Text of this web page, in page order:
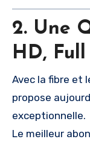
2. Une
HD,
Avec la fibre et
propose
exceptionnelle.
Le meilleur